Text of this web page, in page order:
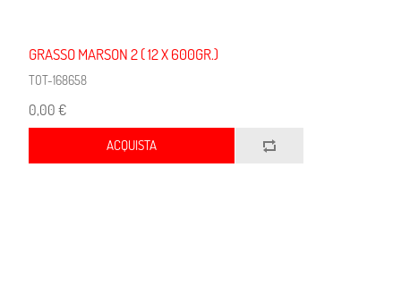
GRASSO MARSON 2 ( 12 X 600GR.)
TOT-168658
0,00 €
ACQUISTA